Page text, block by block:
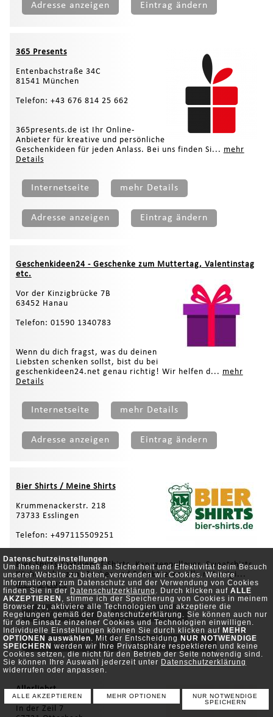
Datenschutzeinstellungen
Um Ihnen ein Höchstmaß an Sicherheit und Effektivität beim Besuch
unserer Website zu bieten, verwenden wir Cookies. Weitere
Informationen zum Datenschutz und der Verwendung von Cookies
finden Sie in der Datenschutzerklärung . Durch klicken auf ALLE
AKZEPTIEREN , stimme ich der Speicherung von Cookies in meinem
Browser zu, aktiviere alle Technologien und akzeptiere die
Regelungen gemäß der Datenschutzerklärung. Sie können auch nur
für den Einsatz einzelner Cookies und Technologien einwilligen.
Individuelle Einstellungen können Sie durch klicken auf MEHR
OPTIONEN auswählen. Mit der Entscheidung NUR NOTWENDIGE
SPEICHERN werden wir Ihre Privatsphäre respektieren und keine
Cookies setzen, die nicht für den Betrieb der Seite notwendig sind.
Sie können Ihre Auswahl jederzeit unter Datenschutzerklärung
widerrufen oder anpassen.
ALLE AKZEPTIEREN MEHR OPTIONEN
NUR NOTWENDIGE
SPEICHERN
Adresse anzeigen Eintrag ändern
365 Presents
Entenbachstraße 34C
81541 München
Telefon: +43 676 814 25 662
365presents.de ist Ihr Online-
Anbieter für kreative und persönliche
Geschenkideen für jeden Anlass. Bei uns finden Si... mehr
Details
Internetseite mehr Details
Adresse anzeigen Eintrag ändern
Geschenkideen24 - Geschenke zum Muttertag, Valentinstag
etc.
Vor der Kinzigbrücke 7B
63452 Hanau
Telefon: 01590 1340783
Wenn du dich fragst, was du deinen
Liebsten schenken sollst, bist du bei
geschenkideen24.net genau richtig! Wir helfen d... mehr
Details
Internetseite mehr Details
Adresse anzeigen Eintrag ändern
Bier Shirts / Meine Shirts
Krummenackerstr. 218
73733 Esslingen
Telefon: +497115509251
Bier-Shirts Textilien: T-Shirts, Kapuzenpullover, Sweatshirts,
Küchenschürzen, Becher und Fußabtreter, alle mit origi...
mehr Details
Internetseite mehr Details
Adresse anzeigen Eintrag ändern
Allerliebst
In der Zeil 7